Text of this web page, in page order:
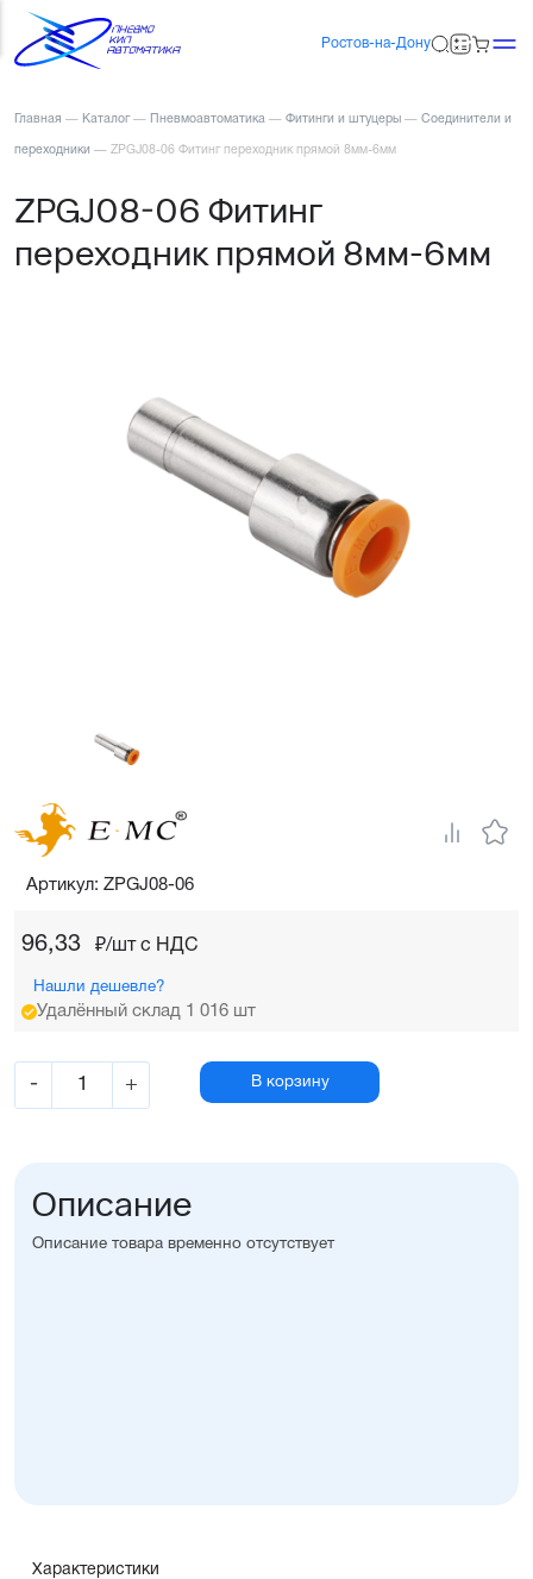
Ростов-на-Дону
Главная — Каталог — Пневмоавтоматика — Фитинги и штуцеры — Соединители и
переходники — ZPGJ08-06 Фитинг переходник прямой 8мм-6мм
ZPGJ08-06 Фитинг
переходник прямой 8мм-6мм
96,33 ₽/шт c НДС
Нашли дешевле?
Удалённый склад 1 016 шт
- + В корзину
Артикул: ZPGJ08-06
Описание
Описание товара временно отсутствует
Характеристики